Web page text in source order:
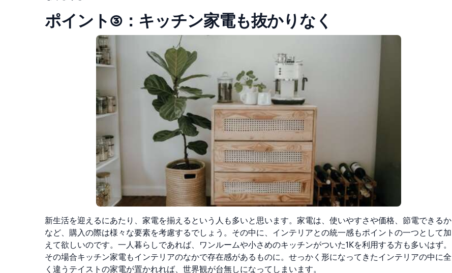
ポイント③：キッチン家電も抜かりなく
新生活を迎えるにあたり、家電を揃えるという人も多いと思います。家電は、使いやすさや価格、節電できるか
など、購入の際は様々な要素を考慮するでしょう。その中に、インテリアとの統一感もポイントの一つとして加
えて欲しいのです。 一人暮らしであれば、ワンルームや小さめのキッチンがついた1Kを利用する方も多いはず。
その場合キッチン家電もインテリアのなかで存在感があるものに。せっかく形になってきたインテリアの中に全
く違うテイストの家電が置かれれば、世界観が台無しになってしまいます。